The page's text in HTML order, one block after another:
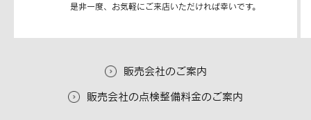
是非一度、お気軽にご来店いただければ幸いです。
販売会社のご案内
販売会社の点検整備料金のご案内